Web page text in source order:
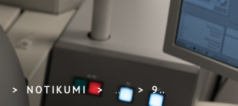
NOTIKUMI ... 9. SEPTEMBRIS | ALEKSEJS ZOLOTARJOVS